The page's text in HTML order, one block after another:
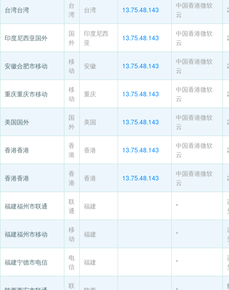
台湾台湾
台
湾
台湾 13.75.48.143
中国香港微软
云
印度尼西亚国外
国
外
印度尼西
亚
13.75.48.143
中国香港微软
云
安徽合肥市移动
移
动
安徽 13.75.48.143
中国香港微软
云
重庆重庆市移动
移
动
重庆 13.75.48.143
中国香港微软
云
美国国外
国
外
美国 13.75.48.143
中国香港微软
云
香港香港
香
港
香港 13.75.48.143
中国香港微软
云
香港香港
香
港
香港 13.75.48.143
中国香港微软
云
福建福州市联通
联
通
福建 *
福建福州市移动
移
动
福建 *
福建宁德市电信
电
信
福建 *
联